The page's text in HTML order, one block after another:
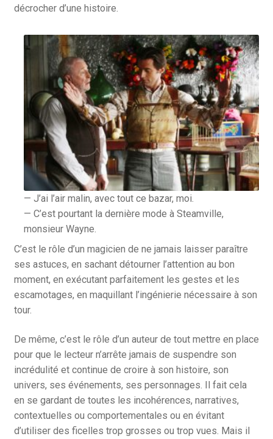
décrocher d’une histoire.
— J’ai l’air malin, avec tout ce bazar, moi.
— C’est pourtant la dernière mode à Steamville,
monsieur Wayne.
C’est le rôle d’un magicien de ne jamais laisser paraître
ses astuces, en sachant détourner l’attention au bon
moment, en exécutant parfaitement les gestes et les
escamotages, en maquillant l’ingénierie nécessaire à son
tour.
De même, c’est le rôle d’un auteur de tout mettre en place
pour que le lecteur n’arrête jamais de suspendre son
incrédulité et continue de croire à son histoire, son
univers, ses événements, ses personnages. Il fait cela
en se gardant de toutes les incohérences, narratives,
contextuelles ou comportementales ou en évitant
d’utiliser des ficelles trop grosses ou trop vues. Mais il